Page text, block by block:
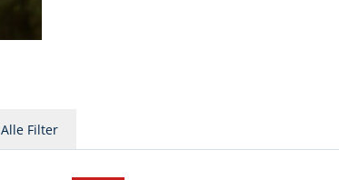
Alle Filter